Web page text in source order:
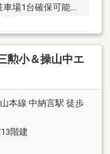
場1台確保可能！
ウン原尾島店 徒
約13分■スーパー
ローソン岡山浜三
勲小＆操山中エ
本線 中納言駅 徒歩
階建